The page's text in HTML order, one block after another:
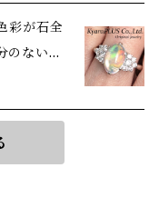
彩が石全
のない美